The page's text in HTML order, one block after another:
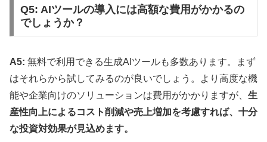
Q5: AIツールの導入には高額な費用がかかるの
でしょうか？
A5: 無料で利用できる生成AIツールも多数あります。まず
はそれらから試してみるのが良いでしょう。より高度な機
能や企業向けのソリューションは費用がかかりますが、 生
産性向上によるコスト削減や売上増加を考慮すれば、十分
な投資対効果が見込めます。